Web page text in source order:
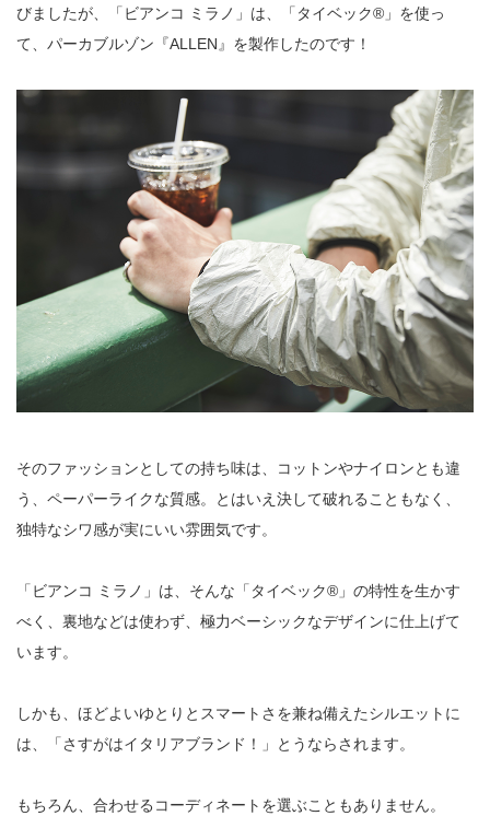
びましたが、「ビアンコ ミラノ」は、「タイベック®️」を使っ
て、パーカブルゾン『ALLEN』を製作したのです！
そのファッションとしての持ち味は、コットンやナイロンとも違
う、ペーパーライクな質感。とはいえ決して破れることもなく、
独特なシワ感が実にいい雰囲気です。
「ビアンコ ミラノ」は、そんな「タイベック®︎」の特性を生かす
べく、裏地などは使わず、極力ベーシックなデザインに仕上げて
います。
しかも、ほどよいゆとりとスマートさを兼ね備えたシルエットに
は、「さすがはイタリアブランド！」とうならされます。
もちろん、合わせるコーディネートを選ぶこともありません。